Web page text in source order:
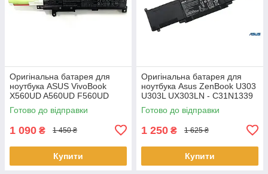
Оригінальна батарея для
ноутбука ASUS VivoBook
X560UD A560UD F560UD
K560UD R562UD - A31N1730
Готово до відправки
1 090 ₴ 1 450 ₴
Купити
Оригінальна батарея для
ноутбука Asus ZenBook U303
U303L UX303LN - C31N1339
(+11.31 V 50Wh) АКБ
Готово до відправки
1 250 ₴ 1 625 ₴
Купити